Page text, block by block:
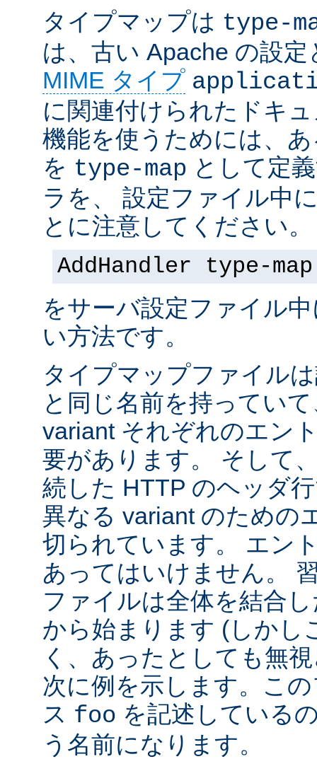
タイプマップは type-
は、古い Apache の設
MIME タイプ
に関連付けられたドキ
機能を使うためには、
を type-map として定
ラを、 設定ファイル中
とに注意してください
AddHandler type-
をサーバ設定ファイル
い方法です。
タイプマップファイル
と同じ名前を持ってい
variant それぞれのエン
要があります。 そして
続した HTTP のヘッダ
異なる variant のための
切られています。 エン
あってはいけません。
ファイルは全体を結合
から始まります (しかし
く、あったとしても無
次に例を示します。こ
ス foo を記述している
う名前になります。